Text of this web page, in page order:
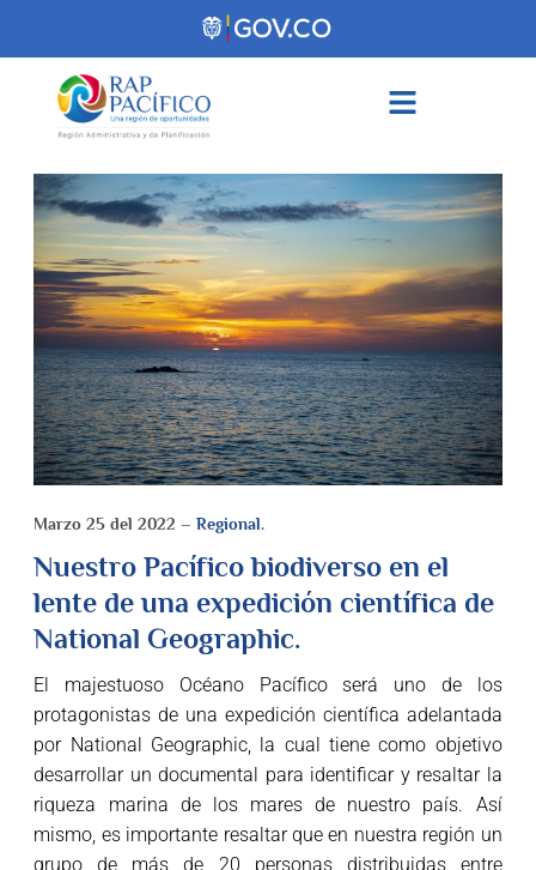
Marzo 25 del 2022 – Regional.
Nuestro Pacífico biodiverso en el
lente de una expedición científica de
National Geographic.
El majestuoso Océano Pacífico será uno de los
protagonistas de una expedición científica adelantada
por National Geographic, la cual tiene como objetivo
desarrollar un documental para identificar y resaltar la
riqueza marina de los mares de nuestro país. Así
mismo, es importante resaltar que en nuestra región un
grupo de más de 20 personas distribuidas entre